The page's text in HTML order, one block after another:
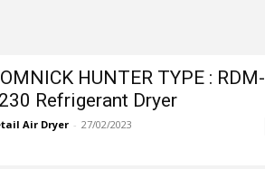
HUNTER TYPE : RDM-
Refrigerant Dryer
Air Dryer - 27/02/2023